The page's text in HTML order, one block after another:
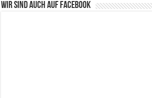
Wir sind auch auf Facebook